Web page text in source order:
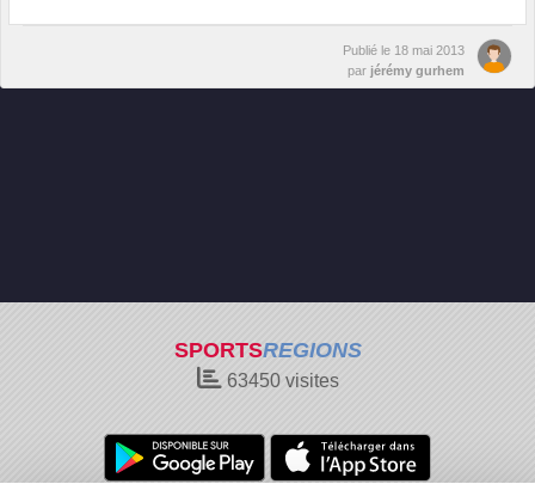
Publié le 18 mai 2013
par jérémy gurhem
SPORTSREGIONS
63450visites